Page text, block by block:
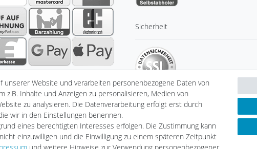
Sicherheit
AGB Barrierefreiheitserklärung Widerrufs­recht
unserer Website und verarbeiten personenbezogene Daten von
z.B. Inhalte und Anzeigen zu personalisieren, Medien von
zu analysieren. Die Datenverarbeitung erfolgt erst durch
wir in den Einstellungen benennen.
eines berechtigten Interesses erfolgen. Die Zustimmung kann
einzuwilligen und die Einwilligung zu einem späteren Zeitpunkt